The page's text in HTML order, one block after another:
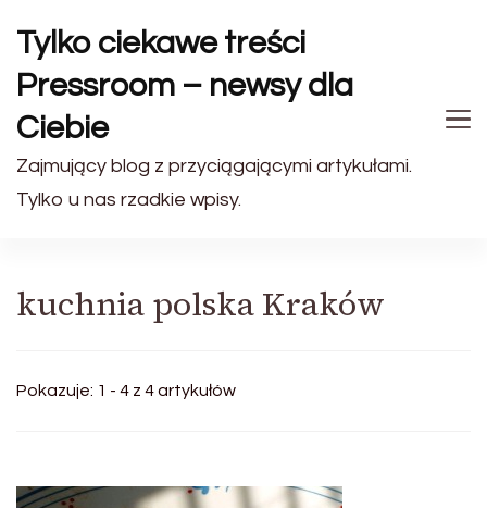
Tylko ciekawe treści
Pressroom – newsy dla
Ciebie
Zajmujący blog z przyciągającymi artykułami.
Tylko u nas rzadkie wpisy.
kuchnia polska Kraków
Pokazuje: 1 - 4 z 4 artykułów